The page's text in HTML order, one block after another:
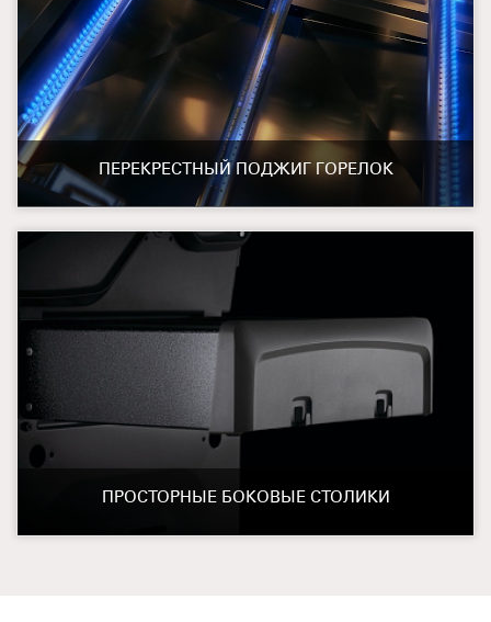
ПЕРЕКРЕСТНЫЙ ПОДЖИГ ГОРЕЛОК
ПРОСТОРНЫЕ БОКОВЫЕ СТОЛИКИ